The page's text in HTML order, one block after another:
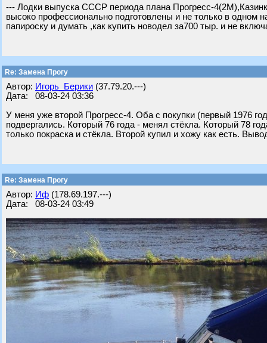
--- Лодки выпуска СССР периода плана Прогресс-
высоко профессионально подготовлены и не только в одном
папироску и думать ,как купить новодел за700 тыр. и не
Re: Замена Прогу
Автор: Игорь_Берики (37.79.20.---)
Дата: 08-03-24 03:36
У меня уже второй Прогресс-4. Оба с покупки (первый 1976
подвергались. Который 76 года - менял стёкла. Который 78
только покраска и стёкла. Второй купил и хожу как есть.
Re: Замена Прогу
Автор: Иф (178.69.197.---)
Дата: 08-03-24 03:49